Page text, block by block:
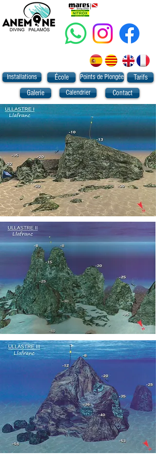
Installations École Points de Plongée
Tarifs
Galerie
Calendrier Contact